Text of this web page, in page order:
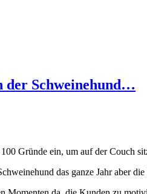
Schweinehund…
Gründe ein, um auf der Couch
das ganze Jahr aber